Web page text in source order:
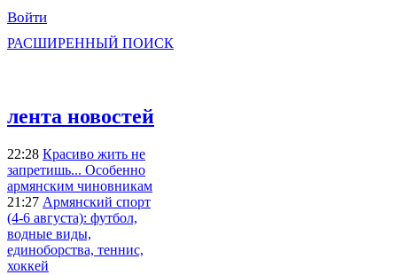
Войти
РАСШИРЕННЫЙ ПОИСК
лента новостей
22:28 Красиво жить не
запретишь... Особенно
армянским чиновникам
21:27 Армянский спорт
(4-6 августа): футбол,
водные виды,
единоборства, теннис,
хоккей